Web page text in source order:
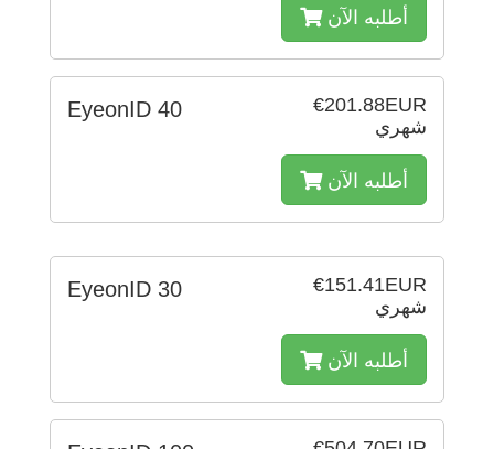
أطلبه الآن
€201.88EUR
شهري
EyeonID 40
أطلبه الآن
€151.41EUR
شهري
EyeonID 30
أطلبه الآن